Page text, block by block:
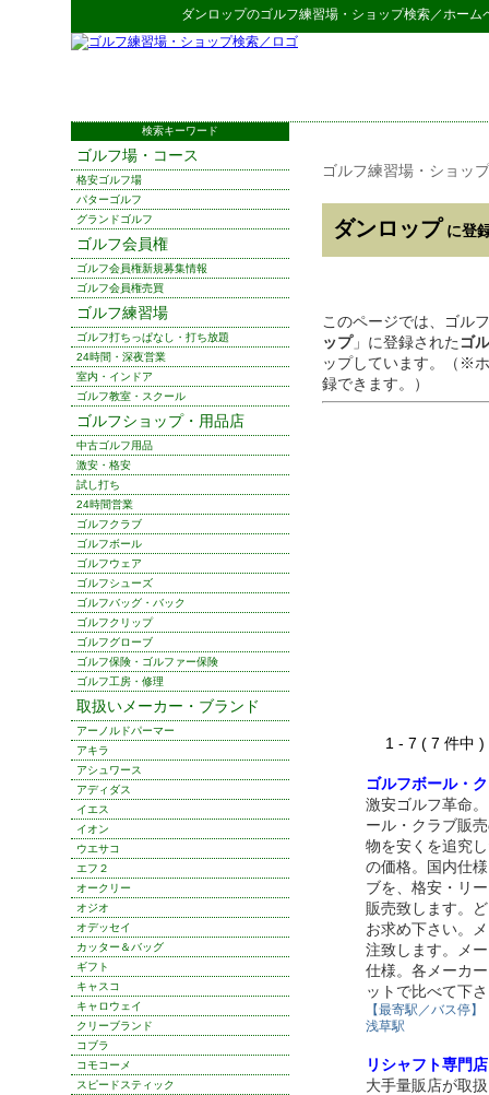
ダンロップのゴルフ練習場・ショップ検索／ホーム
ゴルフ練習場・ショッ
ダンロップ に登
このページでは、ゴル
ップ」に登録された ゴ
ップしています。（※
録できます。）
1 - 7 ( 7 件
ゴルフボール・
激安ゴルフ革命
ール・クラブ販
物を安くを追究
の価格。国内仕
ブを、格安・リ
販売致します。
お求め下さい。
注致します。メ
仕様。各メーカ
ットで比べて下
【最寄駅／バス停】
浅草駅
リシャフト専門
大手量販店が取
検索キーワード
ゴルフ場・コース
格安ゴルフ場
パターゴルフ
グランドゴルフ
ゴルフ会員権
ゴルフ会員権新規募集情報
ゴルフ会員権売買
ゴルフ練習場
ゴルフ打ちっぱなし・打ち放題
24時間・深夜営業
室内・インドア
ゴルフ教室・スクール
ゴルフショップ・用品店
中古ゴルフ用品
激安・格安
試し打ち
24時間営業
ゴルフクラブ
ゴルフボール
ゴルフウェア
ゴルフシューズ
ゴルフバッグ・バック
ゴルフクリップ
ゴルフグローブ
ゴルフ保険・ゴルファー保険
ゴルフ工房・修理
取扱いメーカー・ブランド
アーノルドパーマー
アキラ
アシュワース
アディダス
イエス
イオン
ウエサコ
エフ２
オークリー
オジオ
オデッセイ
カッター＆バッグ
ギフト
キャスコ
キャロウェイ
クリーブランド
コブラ
コモコーメ
スピードスティック